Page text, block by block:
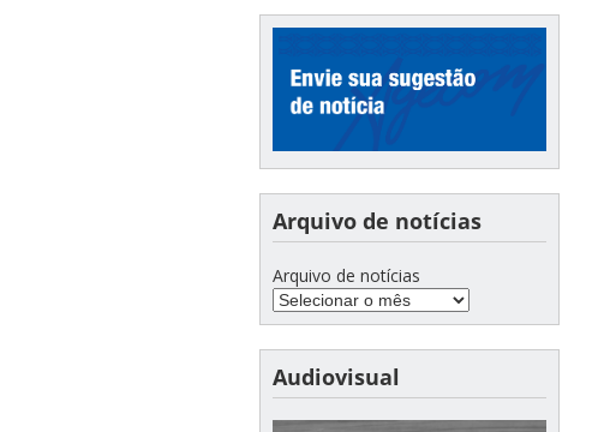
Arquivo de notícias
Arquivo de notícias
Audiovisual